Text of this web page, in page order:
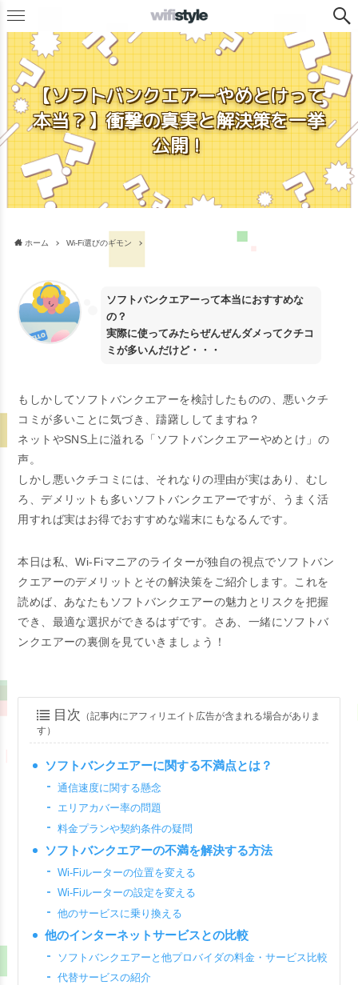
【ソフトバンクエアーやめとけって
本当？】衝撃の真実と解決策を一挙
公開！
ホーム Wi-Fi選びのギモン
ソフトバンクエアーって本当におすすめな
の？
実際に使ってみたらぜんぜんダメってクチコ
ミが多いんだけど・・・
もしかしてソフトバンクエアーを検討したものの、悪いクチ
コミが多いことに気づき、躊躇ししてますね？
ネットやSNS上に溢れる「ソフトバンクエアーやめとけ」の
声。
しかし悪いクチコミには、それなりの理由が実はあり、むし
ろ、デメリットも多いソフトバンクエアーですが、うまく活
用すれば実はお得でおすすめな端末にもなるんです。
本日は私、Wi-Fiマニアのライターが独自の視点でソフトバン
クエアーのデメリットとその解決策をご紹介します。これを
読めば、あなたもソフトバンクエアーの魅力とリスクを把握
でき、最適な選択ができるはずです。さあ、一緒にソフトバ
ンクエアーの裏側を見ていきましょう！
目次 （記事内にアフィリエイト広告が含まれる場合がありま
す）
ソフトバンクエアーに関する不満点とは？
通信速度に関する懸念
エリアカバー率の問題
料金プランや契約条件の疑問
ソフトバンクエアーの不満を解決する方法
Wi-Fiルーターの位置を変える
Wi-Fiルーターの設定を変える
他のサービスに乗り換える
他のインターネットサービスとの比較
ソフトバンクエアーと他プロバイダの料金・サービス比較
代替サービスの紹介